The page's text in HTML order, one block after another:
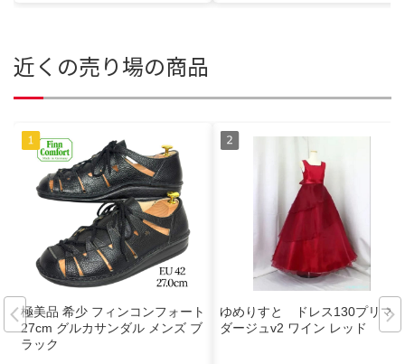
近くの売り場の商品
極美品 希少 フィンコンフォート
27cm グルカサンダル メンズ ブ
ラック
ゆめりすと ドレス130プリマ
ダージュv2 ワイン レッド